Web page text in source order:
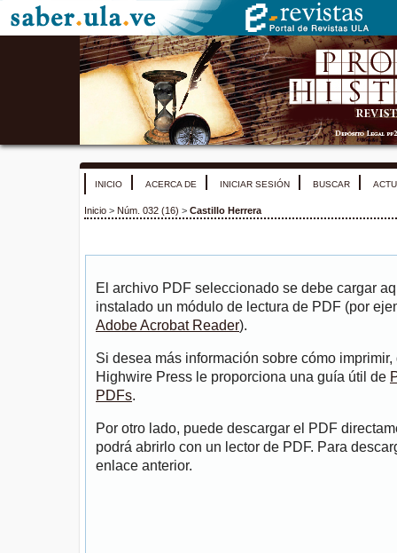
INICIO ACERCA DE INICIAR SESIÓN BUSCAR
Inicio > Núm. 032 (16) > Castillo Herrera
El archivo PDF seleccionado se debe cargar
instalado un módulo de lectura de PDF (por
Adobe Acrobat Reader).
Si desea más información sobre cómo
Highwire Press le proporciona una guía útil de
PDFs.
Por otro lado, puede descargar el PDF
podrá abrirlo con un lector de PDF. Para
enlace anterior.